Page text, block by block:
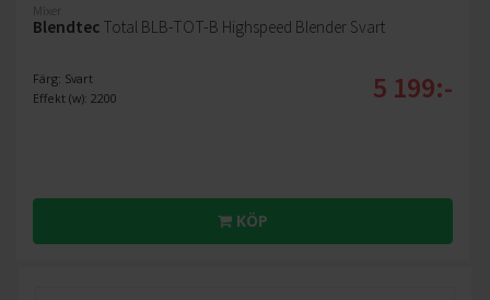
Mixer
Blendtec Total BLB-TOT-B Highspeed Blender Svart
Färg: Svart
Effekt (w): 2200
5 199:-
KÖP